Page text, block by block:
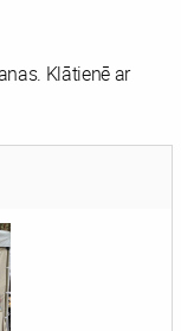
Klātienē ar